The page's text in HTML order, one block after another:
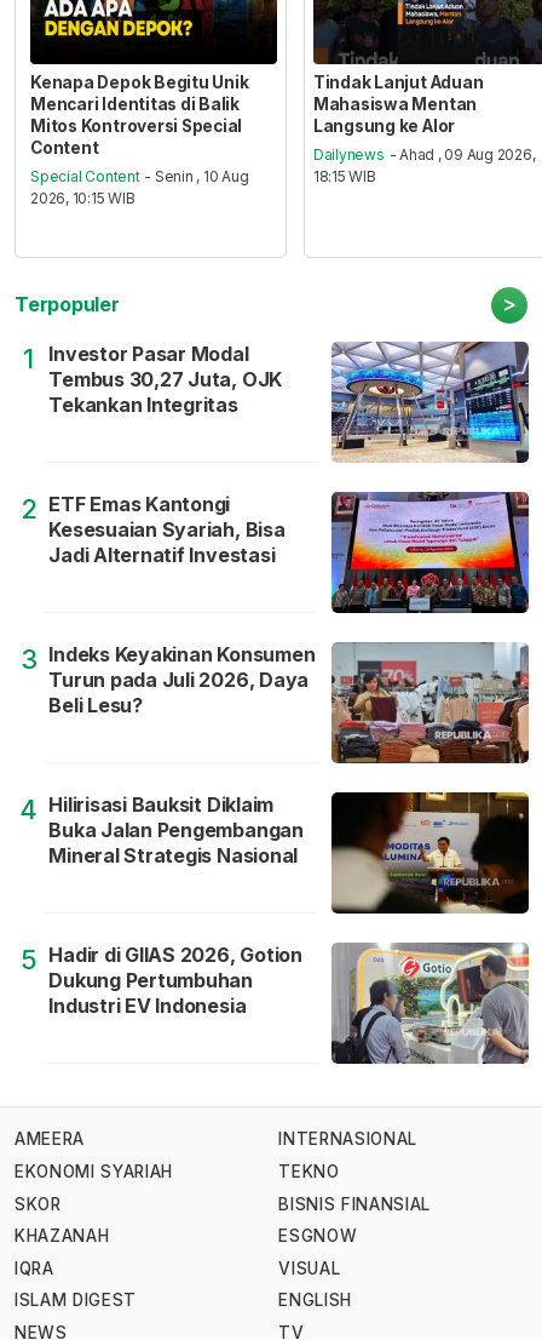
Kenapa Depok Begitu Unik
Mencari Identitas di Balik
Mitos Kontroversi Special
Content
Special Content - Senin , 10 Aug
2026, 10:15 WIB
Tindak Lanjut Aduan
Mahasiswa Mentan
Langsung ke Alor
Dailynews - Ahad , 09 Aug 2026,
18:15 WIB
Terpopuler >
1
Investor Pasar Modal
Tembus 30,27 Juta, OJK
Tekankan Integritas
2 ETF Emas Kantongi
Kesesuaian Syariah, Bisa
Jadi Alternatif Investasi
3 Indeks Keyakinan Konsumen
Turun pada Juli 2026, Daya
Beli Lesu?
4 Hilirisasi Bauksit Diklaim
Buka Jalan Pengembangan
Mineral Strategis Nasional
5 Hadir di GIIAS 2026, Gotion
Dukung Pertumbuhan
Industri EV Indonesia
AMEERA
EKONOMI SYARIAH
SKOR
KHAZANAH
IQRA
ISLAM DIGEST
NEWS
INTERNASIONAL
TEKNO
BISNIS FINANSIAL
ESGNOW
VISUAL
ENGLISH
TV